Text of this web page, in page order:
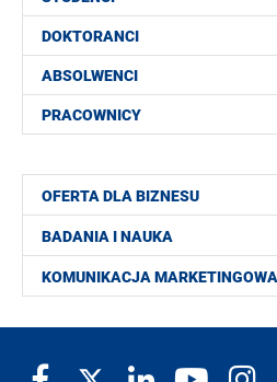
DOKTORANCI
ABSOLWENCI
PRACOWNICY
OFERTA DLA BIZNESU
BADANIA I NAUKA
KOMUNIKACJA MARKETINGOWA